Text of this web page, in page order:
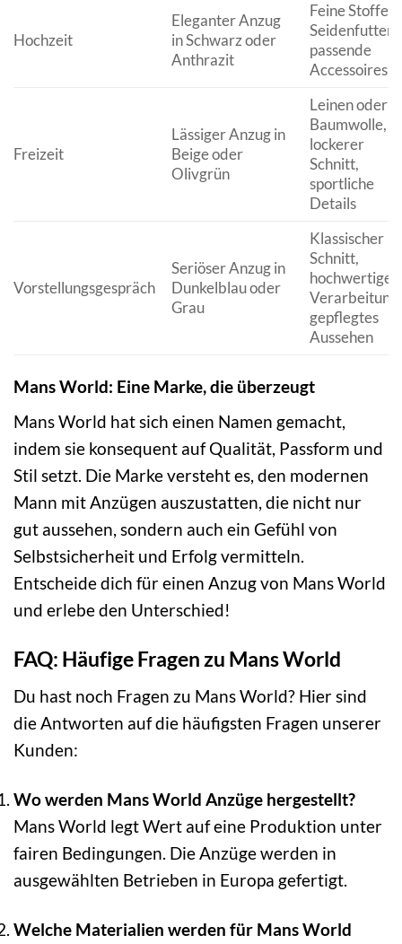
Hochzeit
Eleganter Anzug
in Schwarz oder
Anthrazit
Feine Stoffe,
Seidenfutter,
passende
Accessoires
Freizeit
Lässiger Anzug in
Beige oder
Olivgrün
Leinen oder
Baumwolle,
lockerer
Schnitt,
sportliche
Details
Vorstellungsgespräch
Seriöser Anzug in
Dunkelblau oder
Grau
Klassischer
Schnitt,
hochwertige
Verarbeitung,
gepflegtes
Aussehen
Mans World: Eine Marke, die überzeugt
Mans World hat sich einen Namen gemacht,
indem sie konsequent auf Qualität, Passform und
Stil setzt. Die Marke versteht es, den modernen
Mann mit Anzügen auszustatten, die nicht nur
gut aussehen, sondern auch ein Gefühl von
Selbstsicherheit und Erfolg vermitteln.
Entscheide dich für einen Anzug von Mans World
und erlebe den Unterschied!
FAQ: Häufige Fragen zu Mans World
Du hast noch Fragen zu Mans World? Hier sind
die Antworten auf die häufigsten Fragen unserer
Kunden:
Wo werden Mans World Anzüge hergestellt?
Mans World legt Wert auf eine Produktion unter
fairen Bedingungen. Die Anzüge werden in
ausgewählten Betrieben in Europa gefertigt.
Welche Materialien werden für Mans World